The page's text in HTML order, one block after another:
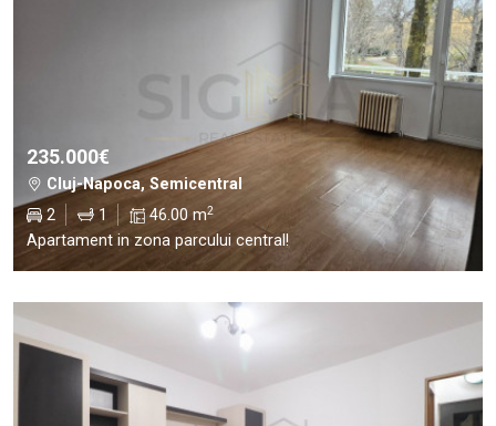
235.000€
Cluj-Napoca, Semicentral
2
1 46.00 m2
Apartament in zona parcului central!